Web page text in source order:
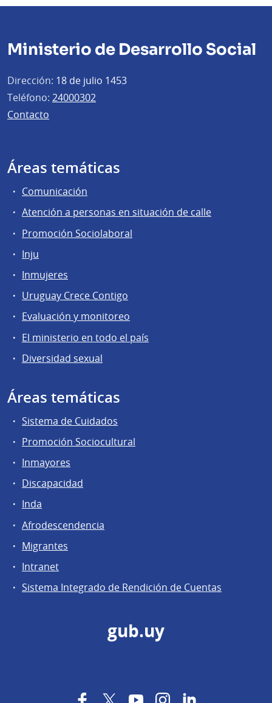
Ministerio de Desarrollo Social
Dirección: 18 de julio 1453
Teléfono: 24000302
Contacto
Áreas temáticas
Comunicación
Atención a personas en situación de calle
Promoción Sociolaboral
Inju
Inmujeres
Uruguay Crece Contigo
Evaluación y monitoreo
El ministerio en todo el país
Diversidad sexual
Áreas temáticas
Sistema de Cuidados
Promoción Sociocultural
Inmayores
Discapacidad
Inda
Afrodescendencia
Migrantes
Intranet
Sistema Integrado de Rendición de Cuentas
gub.uy
FacebookTwitterYouTubeInstagram